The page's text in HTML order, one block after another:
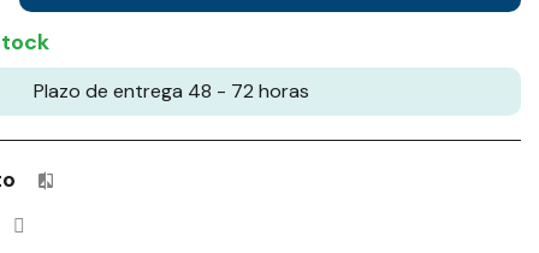
Plazo de entrega 48 - 72 horas
Productos incluidos en tu lista de comparación: 0 / 4